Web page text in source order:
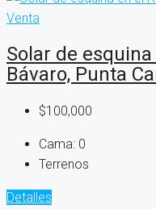
Venta
Solar de
Bávaro, Punta
$100,000
Cama: 0
Terrenos
Detalles